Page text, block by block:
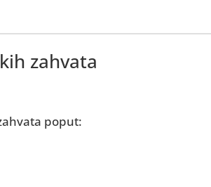
zahvata
poput: